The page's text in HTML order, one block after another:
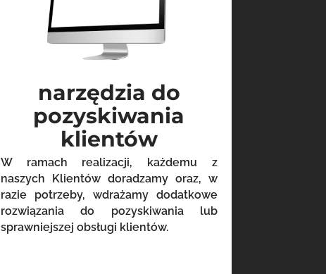
narzędzia do
pozyskiwania
klientów
W ramach realizacji, każdemu z
naszych Klientów doradzamy oraz, w
razie potrzeby, wdrażamy dodatkowe
rozwiązania do pozyskiwania lub
sprawniejszej obsługi klientów.